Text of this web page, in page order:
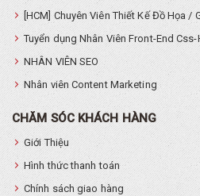
[HCM] Chuyên Viên Thiết Kế Đồ Họa /
Tuyển dụng Nhân Viên Front-End
NHÂN VIÊN SEO
Nhân viên Content Marketing
CHĂM SÓC KHÁCH HÀNG
Giới Thiệu
Hình thức thanh toán
Chính sách giao hàng